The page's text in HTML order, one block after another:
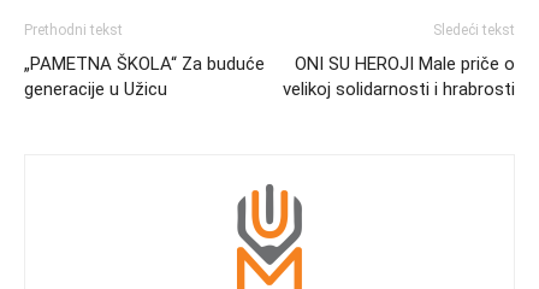
Prethodni tekst
„PAMETNA ŠKOLA“ Za buduće
generacije u Užicu
Sledeći tekst
ONI SU HEROJI Male priče o
velikoj solidarnosti i hrabrosti